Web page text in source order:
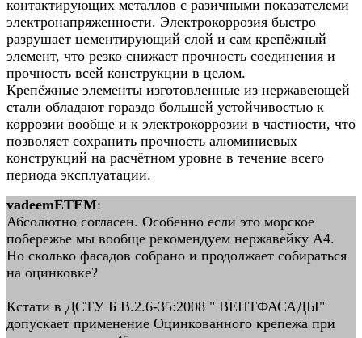
контактирующих металлов с разичными показателеми
электронапряженности. Электрокоррозия быстро
разрушает цементирующий слой и сам крепёжный
элемент, что резко снижает прочность соединения и
прочность всей конструкции в целом.
Крепёжные элементы изготовленные из нержавеющей
стали обладают гораздо большей устойчивостью к
коррозии вообще и к электрокоррозии в частности, что
позволяет сохранить прочность алюминиевых
конструкций на расчётном уровне в течение всего
периода эксплуатации.
vadeemETEM:
Абсолютно согласен. Особенно если это морское
побережье мы вообще рекомендуем нержавейку А4.
Но сколько фасадов собрано и продолжает собираться
на оцинковке?
Кстати в ДСТУ Б В.2.6-35:2008 " ВЕНТФАСАДЫ"
допускает применение Оцинкованного крепежа при